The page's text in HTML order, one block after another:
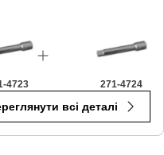
4723 271-4724
всі деталі